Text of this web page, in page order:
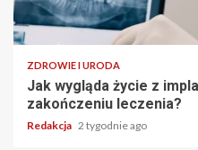
ZDROWIE I URODA
Jak wygląda życie z
zakończeniu leczenia?
Redakcja 2 tygodnie ago